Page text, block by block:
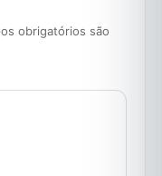
obrigatórios são